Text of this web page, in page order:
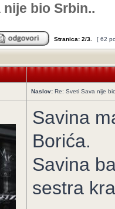
nije bio Srbin..
Stranica: 2/3 [ 62
Naslov: Re: Sveti Sava nije bio
Savina
Borića.
Savina
sestra